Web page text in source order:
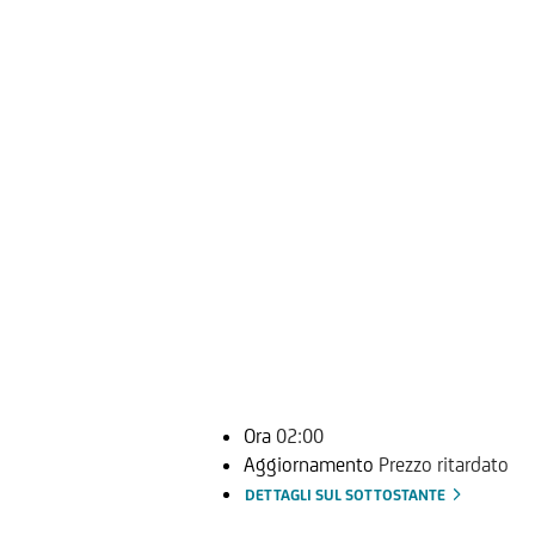
Ora 02:00
Aggiornamento Prezzo ritardato
DETTAGLI SUL SOTTOSTANTE